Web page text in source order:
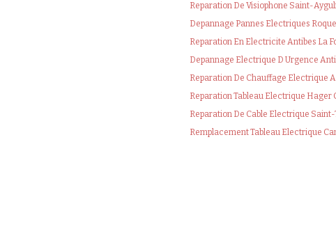
Reparation De Visiophone Saint-
Depannage Pannes Electriques
Reparation En Electricite Antibes La
Depannage Electrique D Urgence
Reparation De Chauffage Electrique
Reparation Tableau Electrique Hager
Reparation De Cable Electrique
Remplacement Tableau Electrique